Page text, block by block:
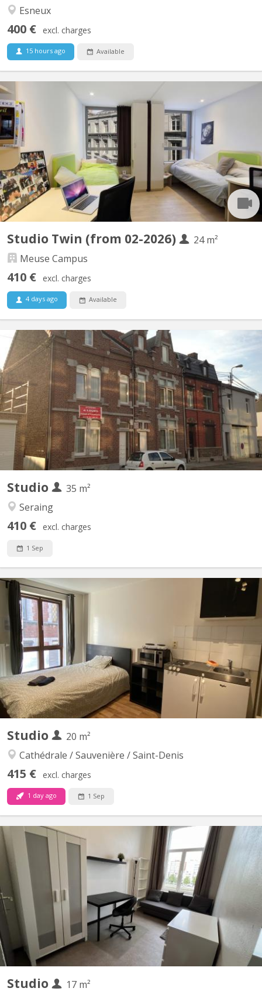
Esneux
400 € excl. charges
15 hours ago Available
KL 16557
Studio meublé pour étudiants / jeunes travailleurs · Esneux /
Liège ✨ Studio lumineux au bord de l’Ourthe – idéal pour
étudiants ou jeunes actifs Situé à Esneux, ce studio fonctionnel
est disponible du 1ᵉʳ septembre au 30 juin. Cadre calme et
agréable au bord de l’Ourthe, avec jardin privatif et...
Studio Twin (from 02-2026)
24 m²
Meuse Campus
410 € excl. charges
4 days ago Available
KL 4507
Studio TWIN de 24m² dans une résidence-services pour étudiants
inaugurée en septembre 2013. La résidence "Meuse Campus" est
située en plein cœur de Liège (face à l'ULiège) et compte 235
studios single, double et twin. CONTRAT 12 MOIS UNIQUEMENT
et POUR 1 PERSONNE (le 2ème lit fait office de...
Studio
35 m²
Seraing
410 € excl. charges
1 Sep
KL 12547
8 Studios remis à neuf à louer pour ETUDIANT. Composition d'un
studio : 1 séjour avec cuisine équipée / 1 chambre / 1 salle de
bain. Un jardin à disposition de tous les locataires. Loyer de 410€
Studio
20 m²
Cathédrale / Sauvenière / Saint-Denis
415 € excl. charges
1 day ago 1 Sep
KL 6921
🏡 Studio – Idéal Étudiant(e) / Jeune Professionnel 📍
Emplacement idéal : Proche du centre ville, de l'ULG et de
nombreuses facultés. Les transports en commun (bus et train)
sont à proximité immédiate de l'immeuble. 📌 À savoir : - Cuisine
semi - équipée : taques, frigo, four combi - Espace de vie...
Studio
17 m²